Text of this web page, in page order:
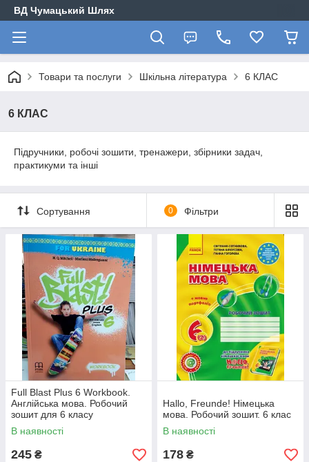
ВД Чумацький Шлях
Товари та послуги Шкільна література 6 КЛАС
6 КЛАС
Підручники, робочі зошити, тренажери, збірники задач,
практикуми та інші
Сортування 0 Фільтри
Full Blast Plus 6 Workbook.
Англійська мова. Робочий
зошит для 6 класу
В наявності
245 ₴
Hallo, Freunde! Німецька
мова. Робочий зошит. 6 клас
В наявності
178 ₴